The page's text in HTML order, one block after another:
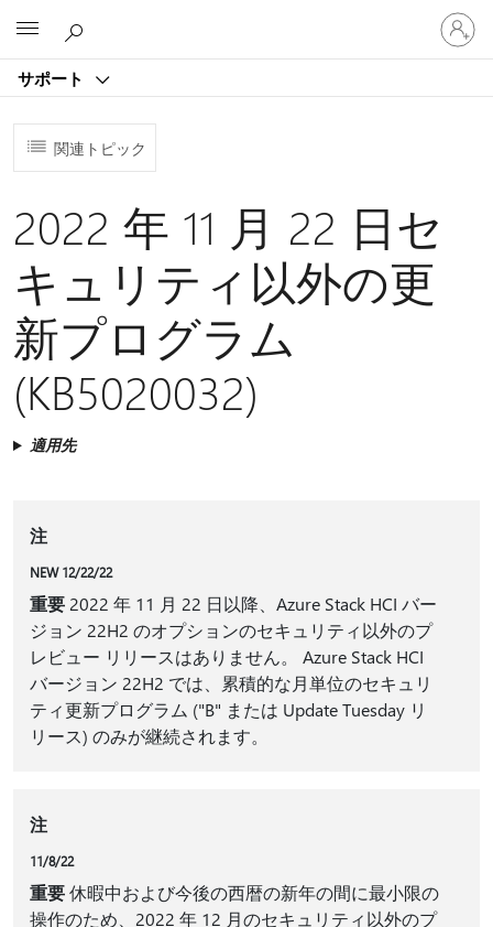
サポート
ア
カ
ウ
イ
ン
す
関連トピック
2022 年 11 月 22 日セ
キュリティ以外の更
新プログラム
(KB5020032)
適用先
注
NEW 12/22/22
重要2022 年 11 月 22 日以降、Azure Stack HCI バー
ジョン 22H2 のオプションのセキュリティ以外のプ
レビュー リリースはありません。 Azure Stack HCI
バージョン 22H2 では、累積的な月単位のセキュリ
ティ更新プログラム ("B" または Update Tuesday リ
リース) のみが継続されます。
注
11/8/22
重要休暇中および今後の西暦の新年の間に最小限の
操作のため、2022 年 12 月のセキュリティ以外のプ